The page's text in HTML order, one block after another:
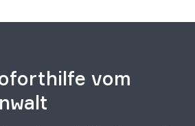
vom